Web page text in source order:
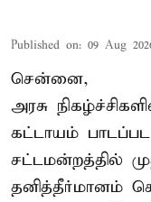
Published on: 09 Aug
சென்னை,
அரசு
கட்டாயம்
சட்டமன்றத்தில்
தனித்தீர்மானம்